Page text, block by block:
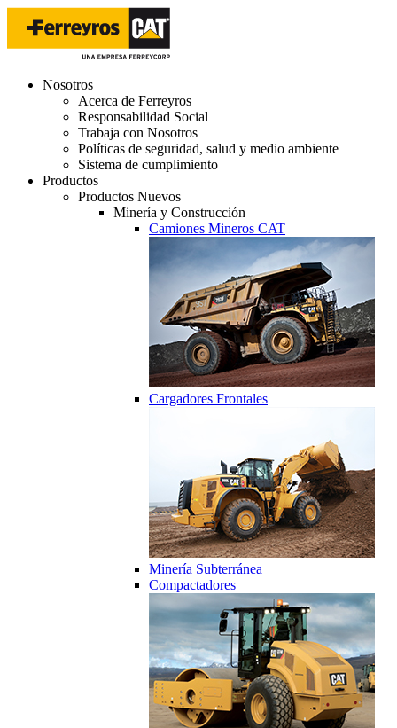
Nosotros
Acerca de Ferreyros
Responsabilidad Social
Trabaja con Nosotros
Políticas de seguridad, salud y medio ambiente
Sistema de cumplimiento
Productos
Productos Nuevos
Minería y Construcción
Camiones Mineros CAT
Cargadores Frontales
Minería Subterránea
Compactadores